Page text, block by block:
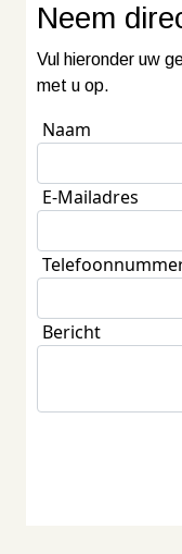
Neem
Vul hieronder uw
met u op.
Naam
E-Mailadres
Bericht